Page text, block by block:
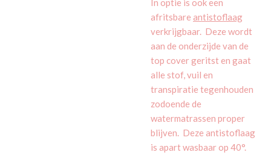
In optie is ook een
afritsbare antistoflaag
verkrijgbaar. Deze wordt
aan de onderzijde van de
top cover geritst en gaat
alle stof, vuil en
transpiratie tegenhouden
zodoende de
watermatrassen proper
blijven. Deze antistoflaag
is apart wasbaar op 40°.